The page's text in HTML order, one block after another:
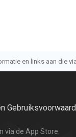
en links aan die
via de App Store.